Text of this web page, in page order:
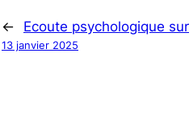
← Ecoute psychologique
13 janvier 2025